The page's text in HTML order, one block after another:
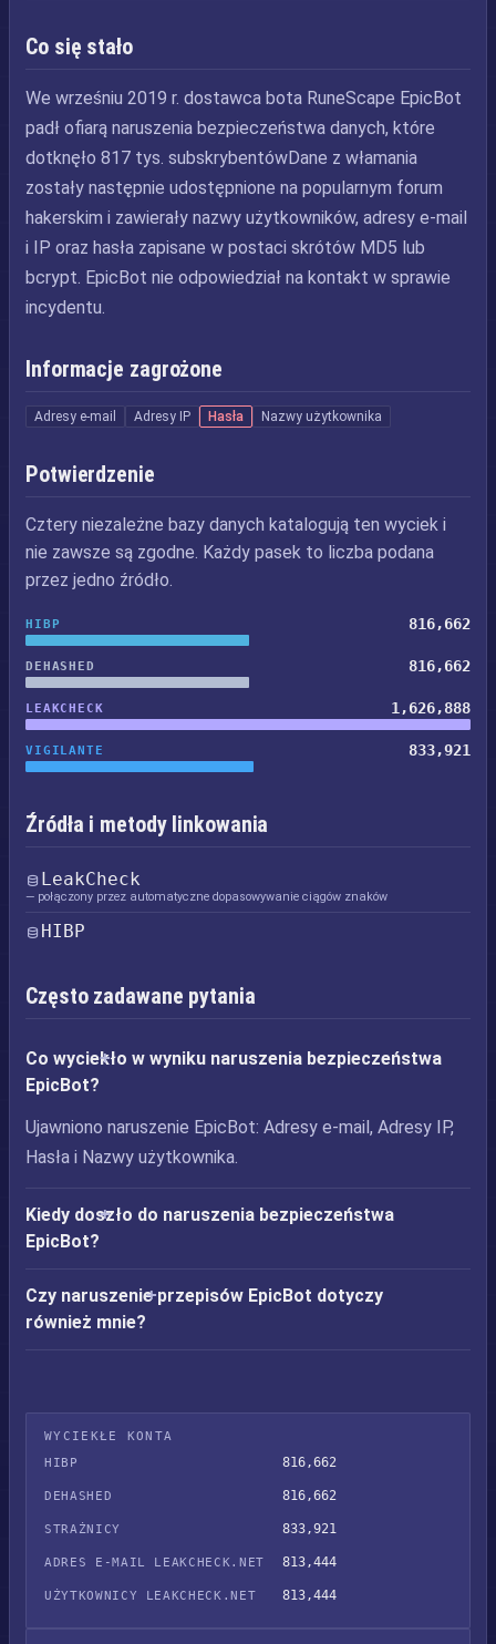
Co się stało
We wrześniu 2019 r. dostawca bota RuneScape EpicBot
padł ofiarą naruszenia bezpieczeństwa danych, które
dotknęło 817 tys. subskrybentówDane z włamania
zostały następnie udostępnione na popularnym forum
hakerskim i zawierały nazwy użytkowników, adresy e-mail
i IP oraz hasła zapisane w postaci skrótów MD5 lub
bcrypt. EpicBot nie odpowiedział na kontakt w sprawie
incydentu.
Informacje zagrożone
Adresy e-mail Adresy IP Hasła Nazwy użytkownika
Potwierdzenie
Cztery niezależne bazy danych katalogują ten wyciek i
nie zawsze są zgodne. Każdy pasek to liczba podana
przez jedno źródło.
HIBP 816,662
DEHASHED 816,662
LEAKCHECK 1,626,888
VIGILANTE 833,921
Źródła i metody linkowania
LeakCheck
— połączony przez automatyczne dopasowywanie ciągów znaków
HIBP
Często zadawane pytania
Co wyciekło w wyniku naruszenia bezpieczeństwa
EpicBot?
Ujawniono naruszenie EpicBot: Adresy e-mail, Adresy IP,
Hasła i Nazwy użytkownika.
Kiedy doszło do naruszenia bezpieczeństwa
EpicBot?
Czy naruszenie przepisów EpicBot dotyczy
również mnie?
WYCIEKŁE KONTA
HIBP
816,662
DEHASHED 816,662
STRAŻNICY 833,921
ADRES E-MAIL LEAKCHECK.NET 813,444
UŻYTKOWNICY LEAKCHECK.NET 813,444